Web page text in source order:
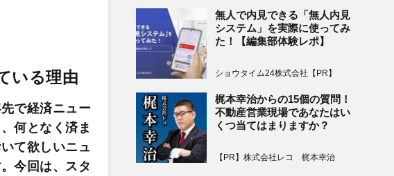
いる理由
で経済ニュー
何となく済ま
て欲しいニュ
今回は、スタ
無人で内見できる「無人内見
システム」を実際に使ってみ
た！【編集部体験レポ】
ショウタイム24株式会社【PR】
梶本幸治からの15個の質問！
不動産営業現場であなたはい
くつ当てはまりますか？
【PR】株式会社レコ 梶本幸治